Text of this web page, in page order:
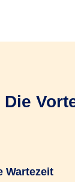
Die
Wartezeit